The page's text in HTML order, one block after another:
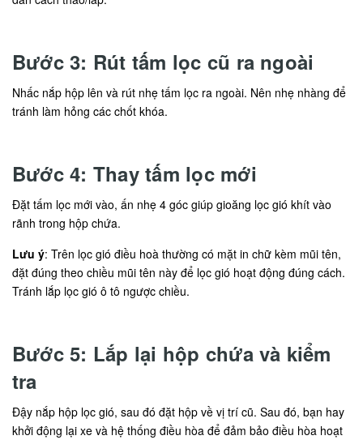
Bước 3: Rút tấm lọc cũ ra ngoài
Nhấc nắp hộp lên và rút nhẹ tấm lọc ra ngoài. Nên nhẹ nhàng để
tránh làm hỏng các chốt khóa.
Bước 4: Thay tấm lọc mới
Đặt tấm lọc mới vào, ấn nhẹ 4 góc giúp gioăng lọc gió khít vào
rãnh trong hộp chứa.
Lưu ý: Trên lọc gió điều hoà thường có mặt in chữ kèm mũi tên,
đặt đúng theo chiều mũi tên này để lọc gió hoạt động đúng cách.
Tránh lắp lọc gió ô tô ngược chiều.
Bước 5: Lắp lại hộp chứa và kiểm
tra
Đậy nắp hộp lọc gió, sau đó đặt hộp về vị trí cũ. Sau đó, bạn hay
khởi động lại xe và hệ thống điều hòa để đảm bảo điều hòa hoạt